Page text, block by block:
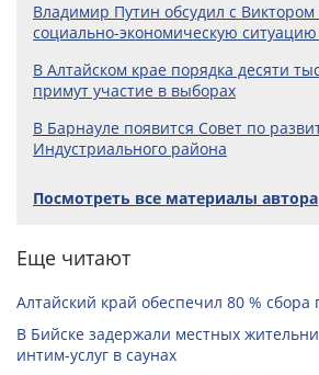
Владимир Путин обсудил с
социально-экономическую
В Алтайском крае порядка десяти
примут участие в выборах
В Барнауле появится Совет по
Индустриального района
Посмотреть все материалы автора
Еще читают
Алтайский край обеспечил 80 %
В Бийске задержали местных
интим-услуг в саунах